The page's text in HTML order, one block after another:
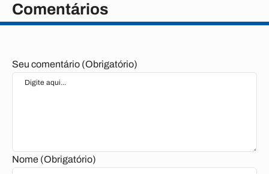
Comentários
Seu comentário (Obrigatório)
Nome (Obrigatório)